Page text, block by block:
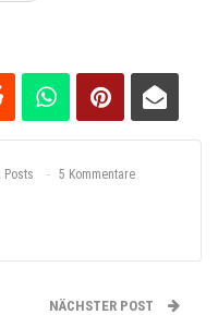
Posts 5 Kommentare
NÄCHSTER POST